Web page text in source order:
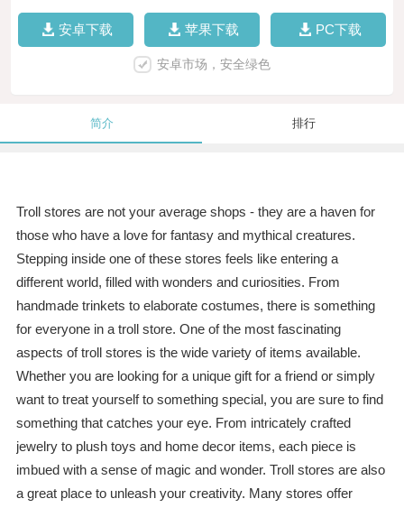
安卓下载 苹果下载 PC下载
安卓市场，安全绿色
简介 排行
Troll stores are not your average shops - they are a haven for
those who have a love for fantasy and mythical creatures.
Stepping inside one of these stores feels like entering a
different world, filled with wonders and curiosities. From
handmade trinkets to elaborate costumes, there is something
for everyone in a troll store. One of the most fascinating
aspects of troll stores is the wide variety of items available.
Whether you are looking for a unique gift for a friend or simply
want to treat yourself to something special, you are sure to find
something that catches your eye. From intricately crafted
jewelry to plush toys and home decor items, each piece is
imbued with a sense of magic and wonder. Troll stores are also
a great place to unleash your creativity. Many stores offer